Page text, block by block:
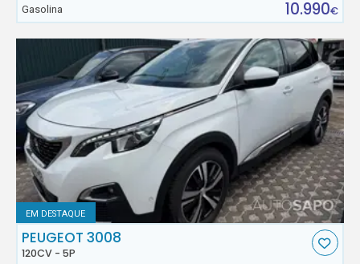
Gasolina
10.990€
EM DESTAQUE
PEUGEOT 3008
120CV - 5P